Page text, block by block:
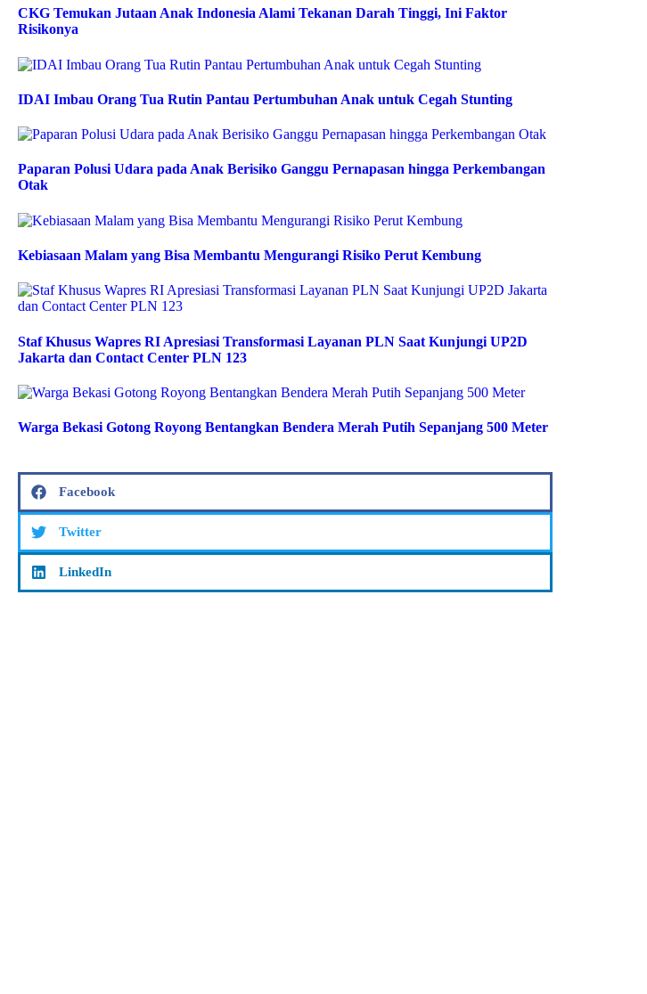
CKG Temukan Jutaan Anak Indonesia Alami Tekanan Darah Tinggi, Ini Faktor
Risikonya
IDAI Imbau Orang Tua Rutin Pantau Pertumbuhan Anak untuk Cegah Stunting
Paparan Polusi Udara pada Anak Berisiko Ganggu Pernapasan hingga Perkembangan
Otak
Kebiasaan Malam yang Bisa Membantu Mengurangi Risiko Perut Kembung
Staf Khusus Wapres RI Apresiasi Transformasi Layanan PLN Saat Kunjungi UP2D
Jakarta dan Contact Center PLN 123
Warga Bekasi Gotong Royong Bentangkan Bendera Merah Putih Sepanjang 500 Meter
Facebook
Twitter
LinkedIn